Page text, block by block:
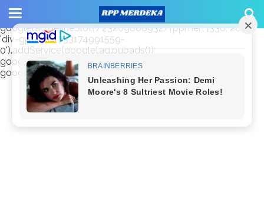
window.googletag = window.googletag || {cmd: []};
googletag.cmd.push(function() {
googletag.defineSlot('/23209888932/rppmer', [336, 280],
'div-gpt-ad-1733174991559-
0').addService(googletag.pubads());
googletag.pubads().enableSingleRequest();
googletag.enableServices(); });